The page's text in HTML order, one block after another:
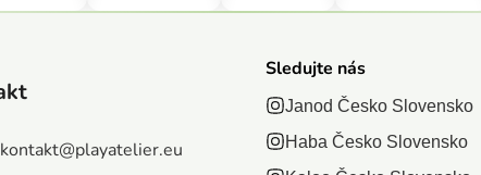
do
Obsahuje 3
súvisiacich s
slnko,
obláčik, atď.,
vhodné pre
Jednorožce Janod
Maxi.Kreatívna
sada na tvorenie
Vyškrabovacie
kontakt@playatelier.eu
Sledujte nás
Janod Česko Slovensko
Haba Česko Slovensko